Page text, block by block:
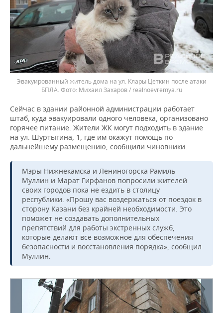
Эвакуированный житель дома на ул. Клары Цеткин после атаки
БПЛА.
Михаил Захаров / realnoevremya.ru
Сейчас в здании районной администрации работает
штаб, куда эвакуировали одного человека, организовано
горячее питание. Жители ЖК могут подходить в здание
на ул. Шуртыгина, 1, где им окажут помощь по
дальнейшему размещению, сообщили чиновники.
Мэры Нижнекамска и Лениногорска Рамиль
Муллин и Марат Гирфанов попросили жителей
своих городов пока не ездить в столицу
республики. «Прошу вас воздержаться от поездок в
сторону Казани без крайней необходимости. Это
поможет не создавать дополнительных
препятствий для работы экстренных служб,
которые делают все возможное для обеспечения
безопасности и восстановления порядка», сообщил
Муллин.